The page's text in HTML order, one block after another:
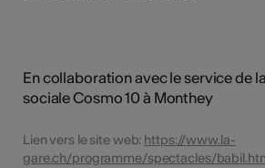
En collaboration avec le service de
sociale Cosmo 10 à Monthey
Lien vers le site web: https://www.la-
gare.ch/programme/spectacles/